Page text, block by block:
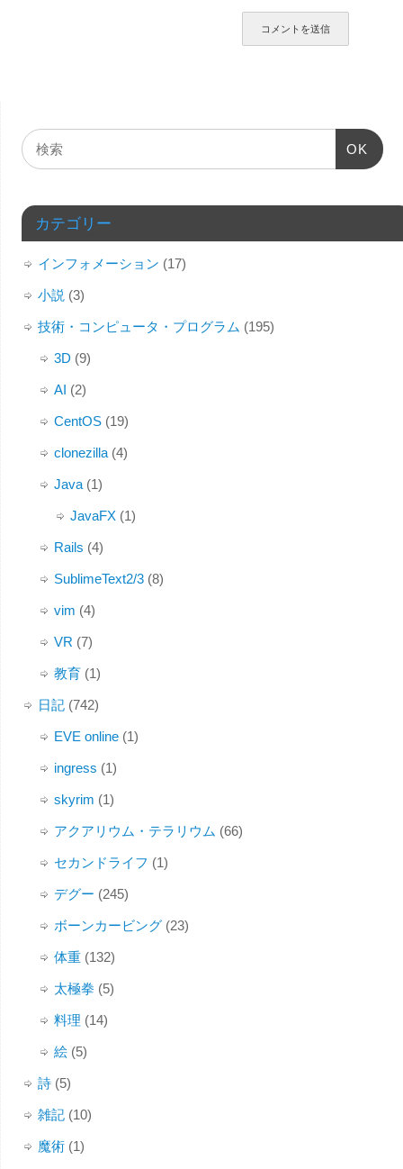
OK
カテゴリー
インフォメーション (17)
小説 (3)
技術・コンピュータ・プログラム (195)
3D (9)
AI (2)
CentOS(19)
clonezilla(4)
Java(1)
JavaFX(1)
Rails (4)
SublimeText2/3(8)
vim (4)
VR (7)
教育(1)
日記(742)
EVE online(1)
ingress (1)
skyrim (1)
アクアリウム・テラリウム (66)
セカンドライフ (1)
デグー (245)
ボーンカービング(23)
体重(132)
太極拳 (5)
料理 (14)
絵(5)
詩(5)
雑記(10)
魔術(1)